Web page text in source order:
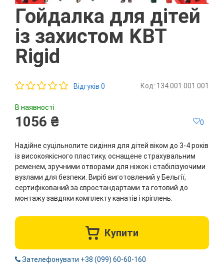
Гойдалка для дітей
із захистом KBT
Rigid
Відгуків 0 Код: 134.001.001.001
В наявності
1056 ₴ 0
Надійне суцільнолите сидіння для дітей віком до 3-4 років
із високоякісного пластику, оснащене страхувальним
ременем, зручними отворами для ніжок і стабілізуючими
вузлами для безпеки. Виріб виготовлений у Бельгії,
сертифікований за євростандартами та готовий до
монтажу завдяки комплекту канатів і кріплень.
Купити
Зателефонувати +38 (099) 60-60-160